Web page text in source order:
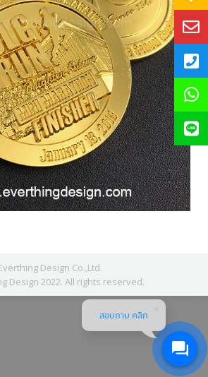
Design Co.,Ltd.
Design 2022. All rights reserved.
สอบถาม คลิก